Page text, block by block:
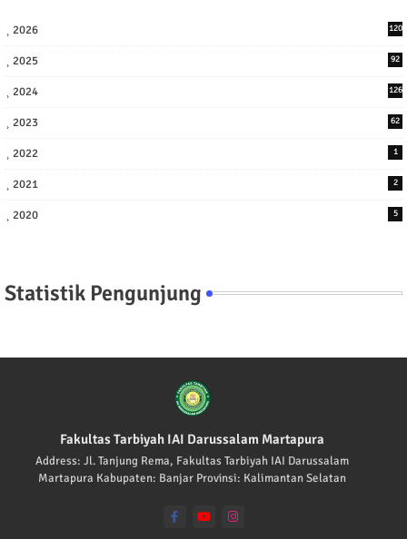
2026 120
2025 92
2024 126
2023 62
2022 1
2021 2
2020 5
Statistik Pengunjung
Fakultas Tarbiyah IAI Darussalam Martapura
Address: Jl. Tanjung Rema, Fakultas Tarbiyah IAI Darussalam
Martapura Kabupaten: Banjar Provinsi: Kalimantan Selatan